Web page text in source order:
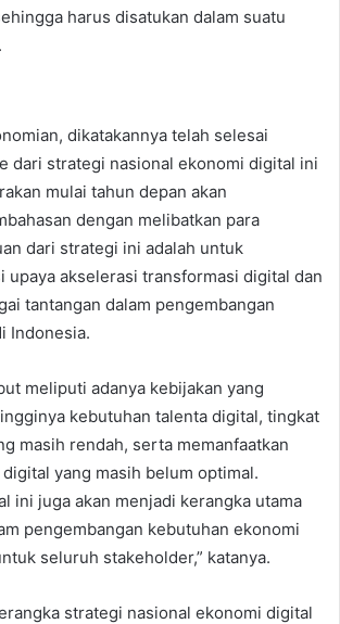
harus disatukan dalam suatu
dikatakannya telah selesai
dari strategi nasional ekonomi digital ini
mulai tahun depan akan
dengan melibatkan para
dari strategi ini adalah untuk
upaya akselerasi transformasi digital dan
tantangan dalam pengembangan
Indonesia.
meliputi adanya kebijakan yang
kebutuhan talenta digital, tingkat
masih rendah, serta memanfaatkan
yang masih belum optimal.
ini juga akan menjadi kerangka utama
pengembangan kebutuhan ekonomi
seluruh stakeholder,” katanya.
strategi nasional ekonomi digital